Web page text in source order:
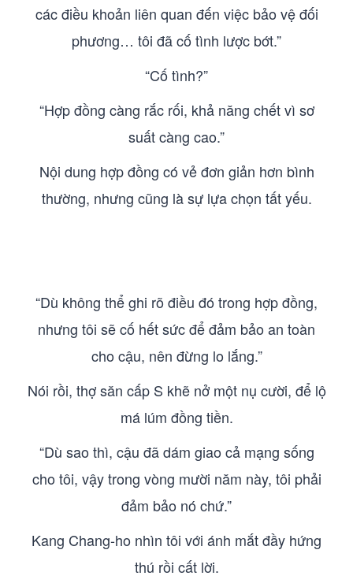
các điều khoản liên quan đến việc bảo vệ đối
phương… tôi đã cố tình lược bớt.”
“Cố tình?”
“Hợp đồng càng rắc rối, khả năng chết vì sơ
suất càng cao.”
Nội dung hợp đồng có vẻ đơn giản hơn bình
thường, nhưng cũng là sự lựa chọn tất yếu.
“Dù không thể ghi rõ điều đó trong hợp đồng,
nhưng tôi sẽ cố hết sức để đảm bảo an toàn
cho cậu, nên đừng lo lắng.”
Nói rồi, thợ săn cấp S khẽ nở một nụ cười, để lộ
má lúm đồng tiền.
“Dù sao thì, cậu đã dám giao cả mạng sống
cho tôi, vậy trong vòng mười năm này, tôi phải
đảm bảo nó chứ.”
Kang Chang-ho nhìn tôi với ánh mắt đầy hứng
thú rồi cất lời.